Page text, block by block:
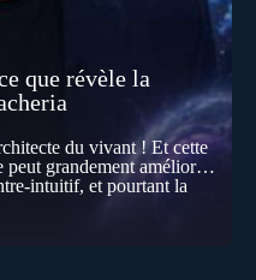
que révèle la
du vivant ! Et cette
grandement améliorer
intuitif, et pourtant la
de morts cellulaires